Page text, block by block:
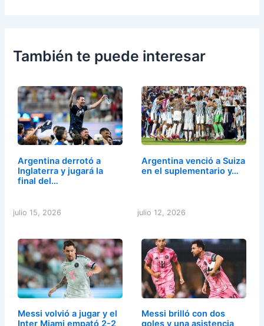
También te puede interesar
Argentina derrotó a
Inglaterra y jugará la
final del…
julio 15, 2026
Argentina venció a Suiza
en el suplementario y…
julio 12, 2026
Messi volvió a jugar y el
Inter Miami empató 2-2
Messi brilló con dos
goles y una asistencia